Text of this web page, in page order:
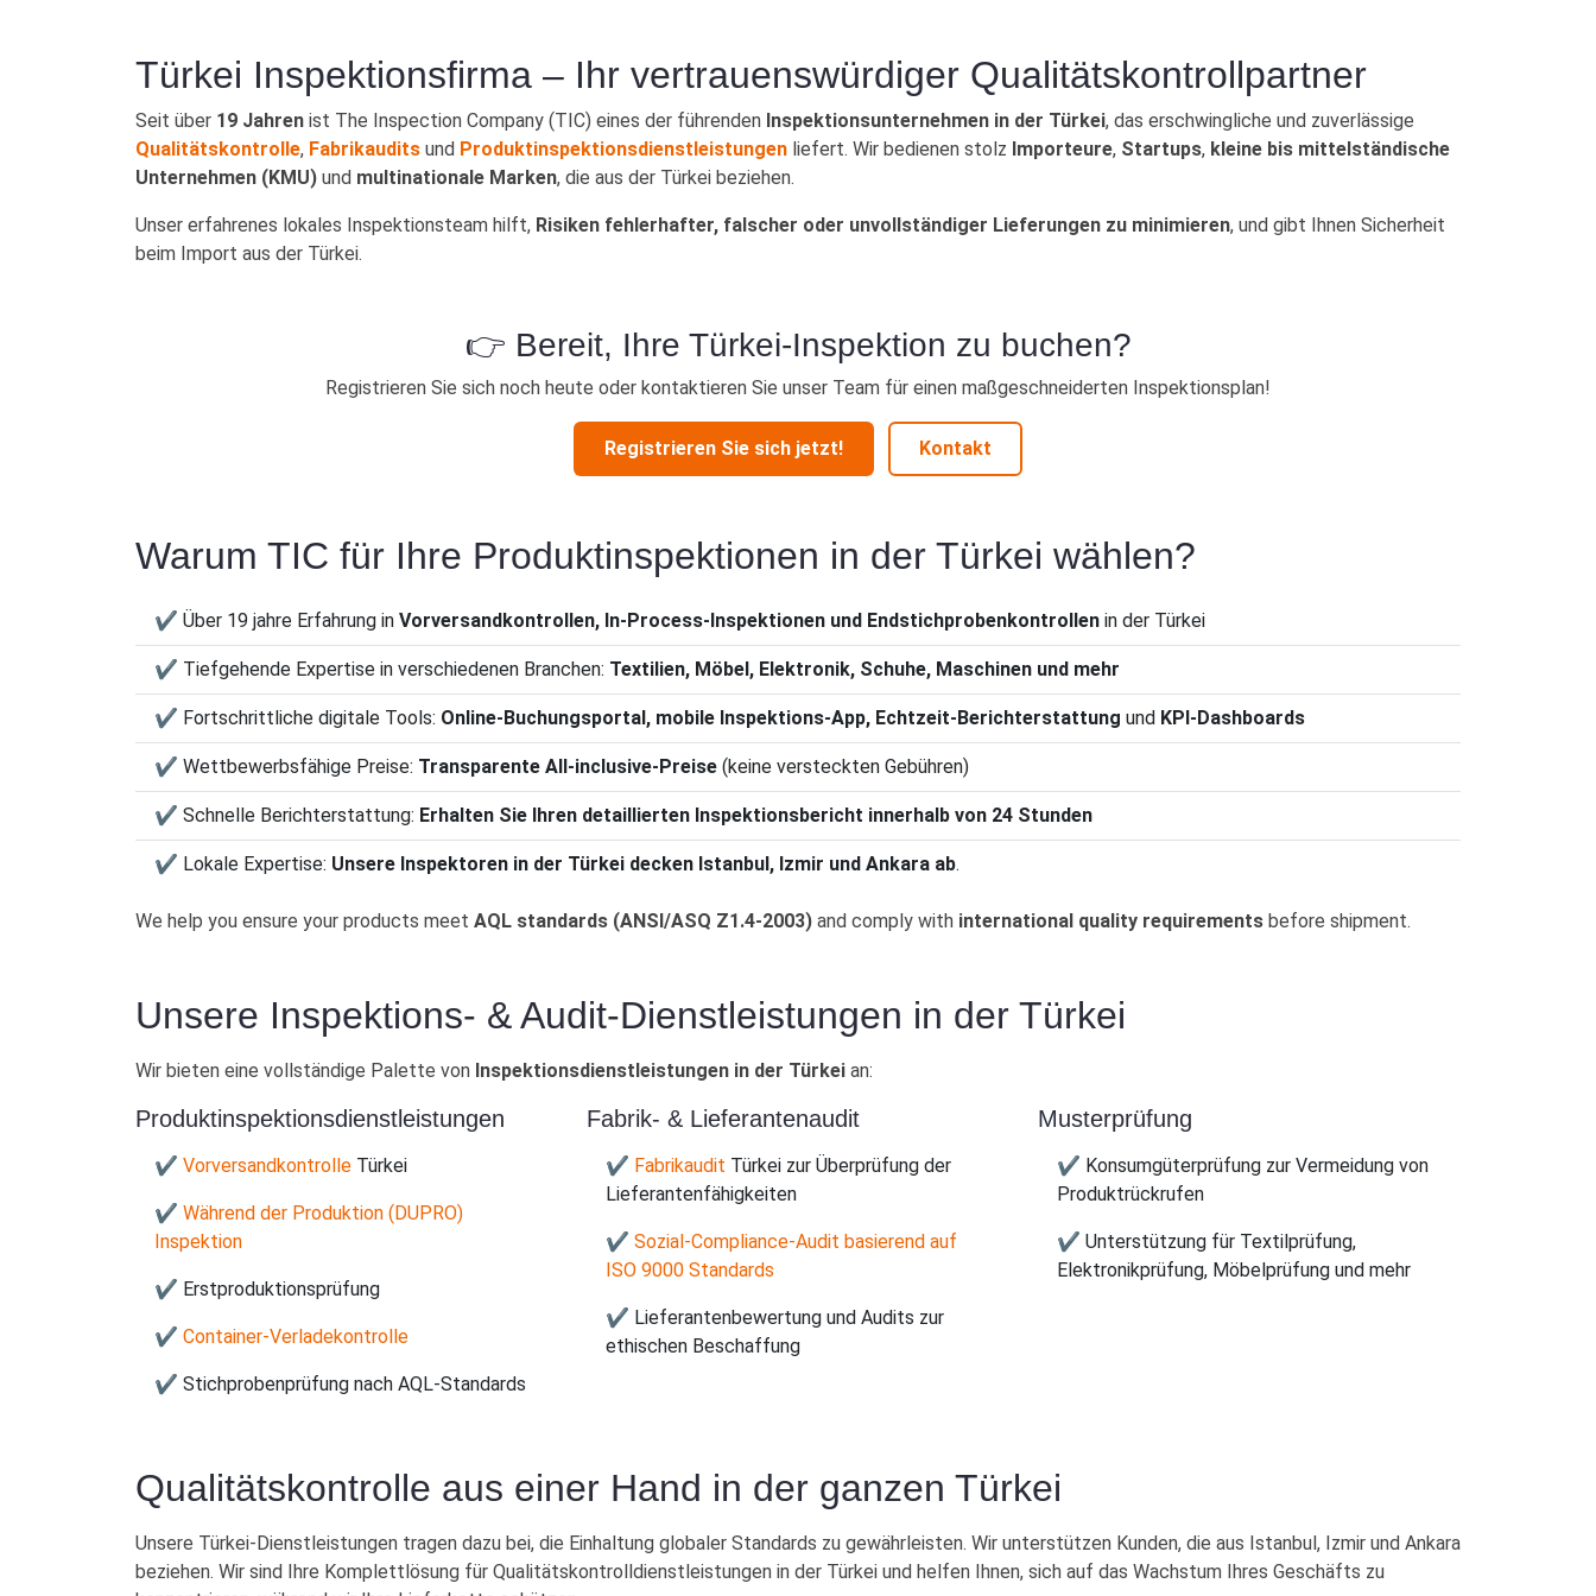
Türkei Inspektionsfirma – Ihr vertrauenswürdiger Qualitätskontrollpartner
Seit über 19 Jahren ist The Inspection Company (TIC) eines der führenden Inspektionsunternehmen in der Türkei, das erschwingliche und zuverlässige
Qualitätskontrolle, Fabrikaudits und Produktinspektionsdienstleistungen liefert. Wir bedienen stolz Importeure, Startups, kleine bis mittelständische
Unternehmen (KMU) und multinationale Marken, die aus der Türkei beziehen.
Unser erfahrenes lokales Inspektionsteam hilft, Risiken fehlerhafter, falscher oder unvollständiger Lieferungen zu minimieren, und gibt Ihnen Sicherheit
beim Import aus der Türkei.
👉 Bereit, Ihre Türkei-Inspektion zu buchen?
Registrieren Sie sich noch heute oder kontaktieren Sie unser Team für einen maßgeschneiderten Inspektionsplan!
Registrieren Sie sich jetzt! Kontakt
Warum TIC für Ihre Produktinspektionen in der Türkei wählen?
✔ Über 19 jahre Erfahrung in Vorversandkontrollen, In-Process-Inspektionen und Endstichprobenkontrollen in der Türkei
✔ Tiefgehende Expertise in verschiedenen Branchen: Textilien, Möbel, Elektronik, Schuhe, Maschinen und mehr
✔ Fortschrittliche digitale Tools: Online-Buchungsportal, mobile Inspektions-App, Echtzeit-Berichterstattung und KPI-Dashboards
✔ Wettbewerbsfähige Preise: Transparente All-inclusive-Preise (keine versteckten Gebühren)
✔ Schnelle Berichterstattung: Erhalten Sie Ihren detaillierten Inspektionsbericht innerhalb von 24 Stunden
✔ Lokale Expertise: Unsere Inspektoren in der Türkei decken Istanbul, Izmir und Ankara ab.
We help you ensure your products meet AQL standards (ANSI/ASQ Z1.4-2003) and comply with international quality requirements before shipment.
Unsere Inspektions- & Audit-Dienstleistungen in der Türkei
Wir bieten eine vollständige Palette von Inspektionsdienstleistungen in der Türkei an:
Produktinspektionsdienstleistungen
✔ Vorversandkontrolle Türkei
✔ Während der Produktion (DUPRO)
Inspektion
✔ Erstproduktionsprüfung
✔ Container-Verladekontrolle
✔ Stichprobenprüfung nach AQL-Standards
Fabrik- & Lieferantenaudit
✔ Fabrikaudit Türkei zur Überprüfung der
Lieferantenfähigkeiten
✔ Sozial-Compliance-Audit basierend auf
ISO 9000 Standards
✔ Lieferantenbewertung und Audits zur
ethischen Beschaffung
Musterprüfung
✔ Konsumgüterprüfung zur Vermeidung von
Produktrückrufen
✔ Unterstützung für Textilprüfung,
Elektronikprüfung, Möbelprüfung und mehr
Qualitätskontrolle aus einer Hand in der ganzen Türkei
Unsere Türkei-Dienstleistungen tragen dazu bei, die Einhaltung globaler Standards zu gewährleisten. Wir unterstützen Kunden, die aus Istanbul, Izmir und Ankara
beziehen. Wir sind Ihre Komplettlösung für Qualitätskontrolldienstleistungen in der Türkei und helfen Ihnen, sich auf das Wachstum Ihres Geschäfts zu